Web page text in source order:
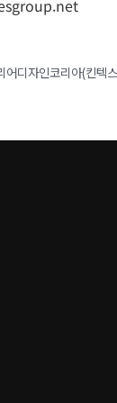
디자인코리아(킨텍